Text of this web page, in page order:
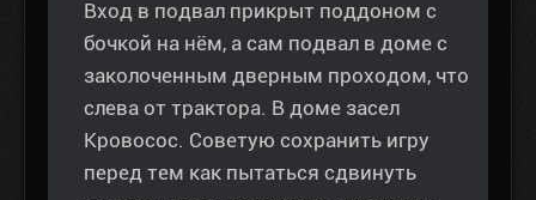
Вход в подвал прикрыт поддоном с
бочкой на нём, а сам подвал в доме с
заколоченным дверным проходом, что
слева от трактора. В доме засел
Кровосос. Советую сохранить игру
перед тем как пытаться сдвинуть